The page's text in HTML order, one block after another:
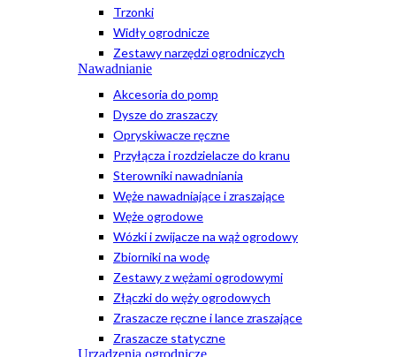
Trzonki
Widły ogrodnicze
Zestawy narzędzi ogrodniczych
Nawadnianie
Akcesoria do pomp
Dysze do zraszaczy
Opryskiwacze ręczne
Przyłącza i rozdzielacze do kranu
Sterowniki nawadniania
Węże nawadniające i zraszające
Węże ogrodowe
Wózki i zwijacze na wąż ogrodowy
Zbiorniki na wodę
Zestawy z wężami ogrodowymi
Złączki do węży ogrodowych
Zraszacze ręczne i lance zraszające
Zraszacze statyczne